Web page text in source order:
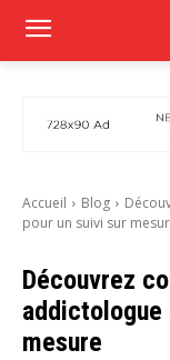
Accueil Blog
pour un suivi sur
Découvrez
addictologue
mesure